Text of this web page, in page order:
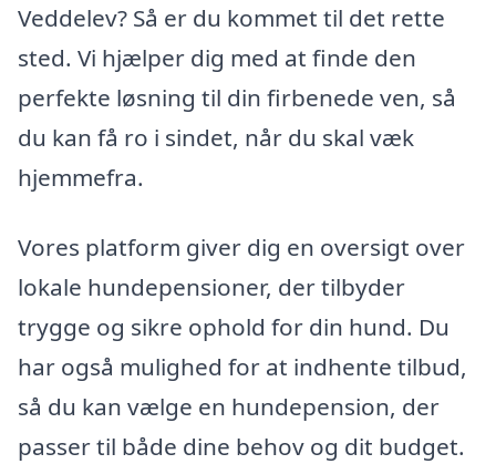
Veddelev? Så er du kommet til det rette
sted. Vi hjælper dig med at finde den
perfekte løsning til din firbenede ven, så
du kan få ro i sindet, når du skal væk
hjemmefra.
Vores platform giver dig en oversigt over
lokale hundepensioner, der tilbyder
trygge og sikre ophold for din hund. Du
har også mulighed for at indhente tilbud,
så du kan vælge en hundepension, der
passer til både dine behov og dit budget.